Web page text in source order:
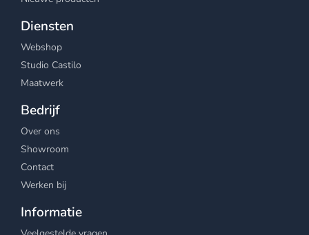
Diensten
Webshop
Studio Castilo
Maatwerk
Bedrijf
Over ons
Showroom
Contact
Werken bij
Informatie